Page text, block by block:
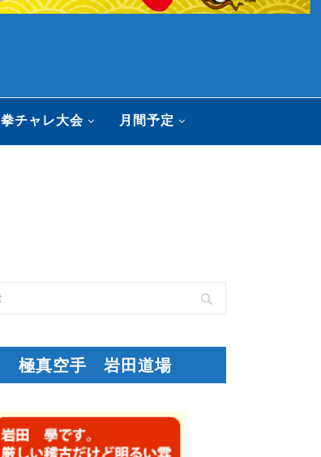
拳チャレ大会 月間予定
極真空手 岩田道場